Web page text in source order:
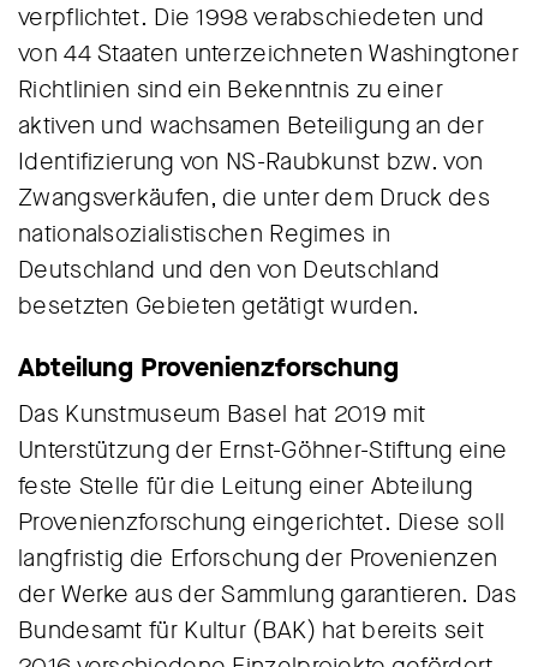
verpflichtet. Die 1998 verabschiedeten und
von 44 Staaten unterzeichneten Washingtoner
Richtlinien sind ein Bekenntnis zu einer
aktiven und wachsamen Beteiligung an der
Identifizierung von NS-Raubkunst bzw. von
Zwangsverkäufen, die unter dem Druck des
nationalsozialistischen Regimes in
Deutschland und den von Deutschland
besetzten Gebieten getätigt wurden.
Abteilung Provenienzforschung
Das Kunstmuseum Basel hat 2019 mit
Unterstützung der Ernst-Göhner-Stiftung eine
feste Stelle für die Leitung einer Abteilung
Provenienzforschung eingerichtet. Diese soll
langfristig die Erforschung der Provenienzen
der Werke aus der Sammlung garantieren. Das
Bundesamt für Kultur (BAK) hat bereits seit